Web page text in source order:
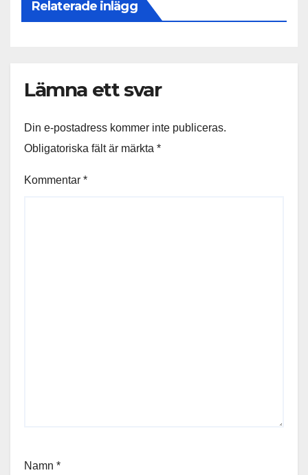
Relaterade inlägg
Lämna ett svar
Din e-postadress kommer inte publiceras.
Obligatoriska fält är märkta *
Kommentar *
Namn *